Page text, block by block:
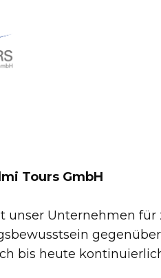
Tours GmbH
unser Unternehmen
bis heute